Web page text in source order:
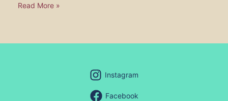
Read More »
Instagram
Facebook